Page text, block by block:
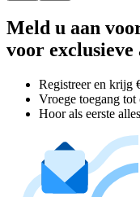
Meld u aan
voor exclusieve
Registreer en krijg
Vroege toegang tot
Hoor als eerste